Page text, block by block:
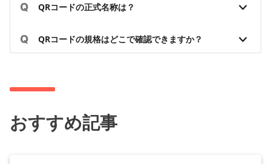
Q QRコードの正式名称は？
Q QRコードの規格はどこで確認できますか？
おすすめ記事